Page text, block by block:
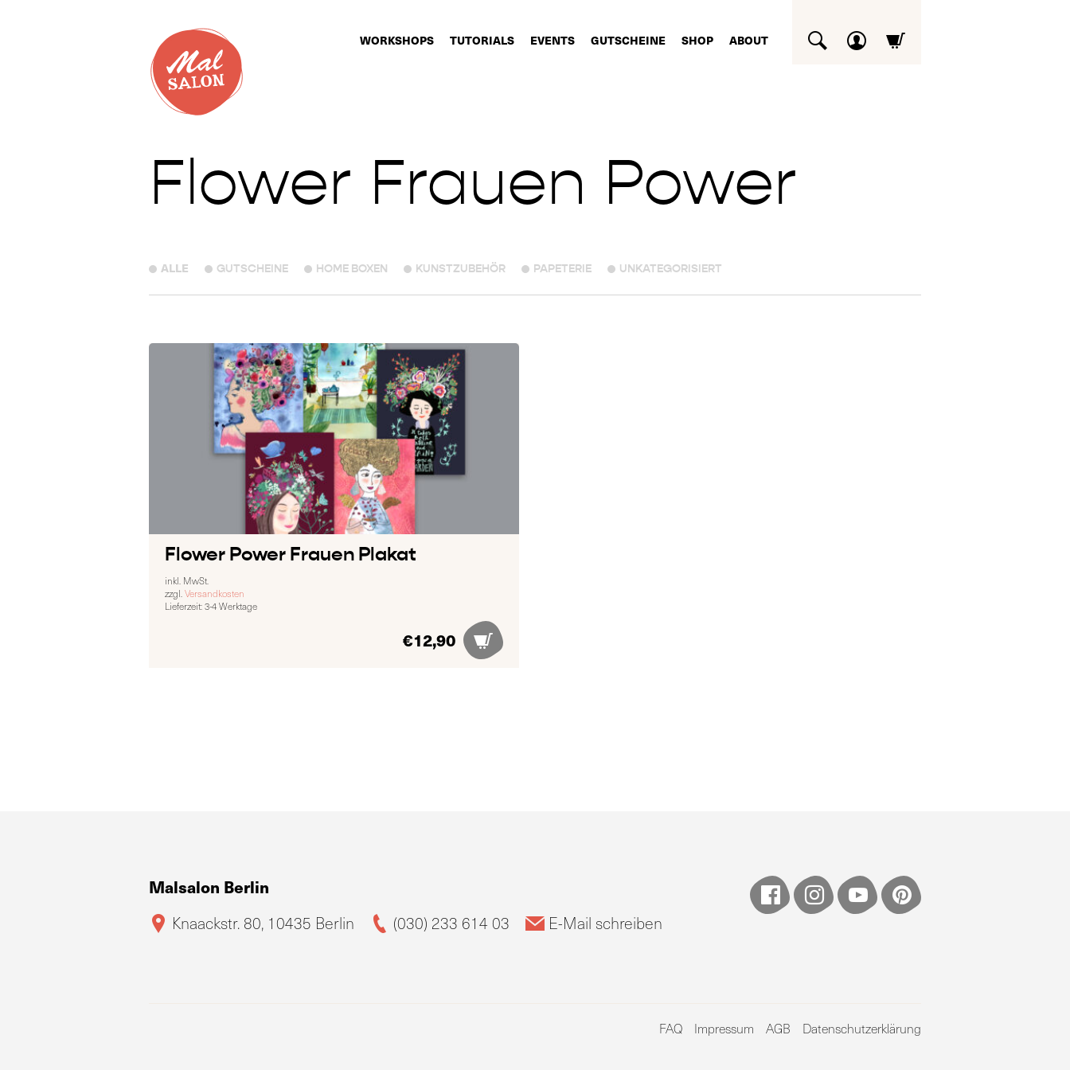
WORKSHOPS TUTORIALS EVENTS GUTSCHEINE SHOP ABOUT
Flower Frauen Power
ALLE GUTSCHEINE HOME BOXEN KUNSTZUBEHÖR PAPETERIE UNKATEGORISIERT
Flower Power Frauen Plakat
€12,90
inkl. MwSt.
zzgl. Versandkosten
Lieferzeit:3-4 Werktage
Malsalon Berlin
Knaackstr. 80, 10435 Berlin (030) 233 614 03 E-Mail schreiben
FAQ Impressum AGB Datenschutzerklärung